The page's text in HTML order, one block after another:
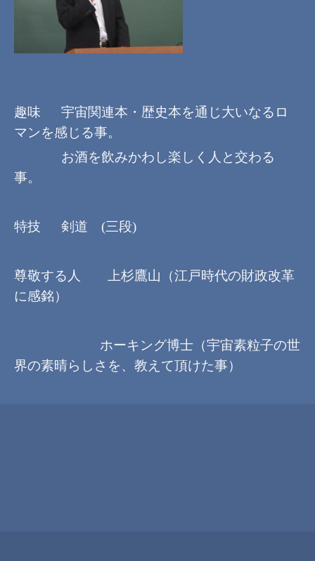
趣味 宇宙関連本・歴史本を通じ大いなるロ
マンを感じる事。
お酒を飲みかわし楽しく人と交わる
事。
特技 剣道 (三段)
尊敬する人 上杉鷹山（江戸時代の財政改革
に感銘）
ホーキング博士（宇宙素粒子の世
界の素晴らしさを、教えて頂けた事）